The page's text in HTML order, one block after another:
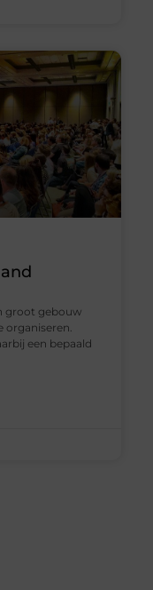
groot gebouw
een bepaald